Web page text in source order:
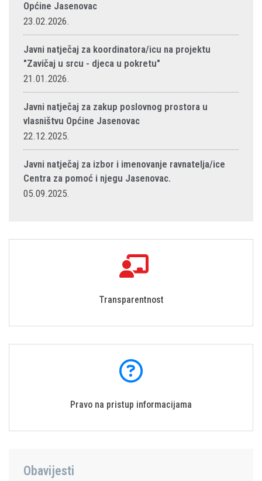
Općine Jasenovac
23.02.2026.
Javni natječaj za koordinatora/icu na projektu
"Zavičaj u srcu - djeca u pokretu"
21.01.2026.
Javni natječaj za zakup poslovnog prostora u
vlasništvu Općine Jasenovac
22.12.2025.
Javni natječaj za izbor i imenovanje ravnatelja/ice
Centra za pomoć i njegu Jasenovac.
05.09.2025.
Transparentnost
Pravo na pristup informacijama
Obavijesti